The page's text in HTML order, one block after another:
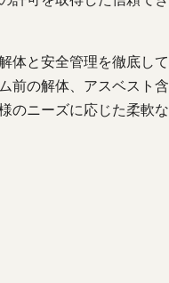
体と安全管理を徹底して
前の解体、アスベスト含
のニーズに応じた柔軟な